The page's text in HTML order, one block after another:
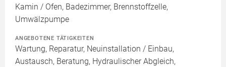
Kamin / Ofen, Badezimmer, Brennstoffzelle,
Umwälzpumpe
ANGEBOTENE TÄTIGKEITEN
Wartung, Reparatur, Neuinstallation / Einbau,
Austausch, Beratung, Hydraulischer Abgleich,